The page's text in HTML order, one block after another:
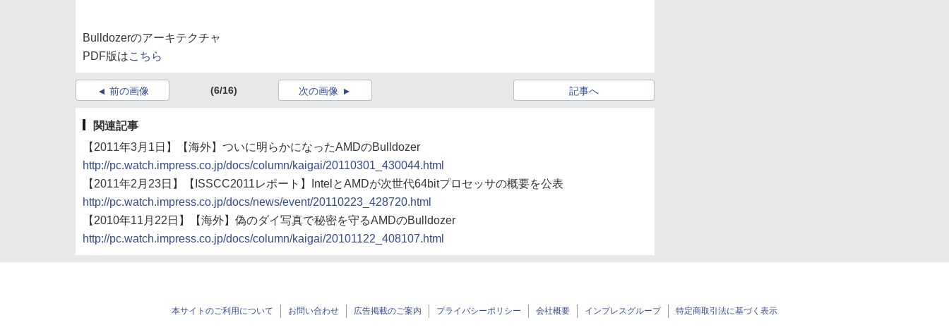
Bulldozerのアーキテクチャ
PDF版はこちら
前の画像 (6/16) 記事へ
次の画像
関連記事
【2011年3月1日】【海外】ついに明らかになったAMDのBulldozer
http://pc.watch.impress.co.jp/docs/column/kaigai/20110301_430044.html
【2011年2月23日】【ISSCC2011レポート】IntelとAMDが次世代64bitプロセッサの概要を公表
http://pc.watch.impress.co.jp/docs/news/event/20110223_428720.html
【2010年11月22日】【海外】偽のダイ写真で秘密を守るAMDのBulldozer
http://pc.watch.impress.co.jp/docs/column/kaigai/20101122_408107.html
本サイトのご利用について お問い合わせ 広告掲載のご案内 プライバシーポリシー 会社概要 インプレスグループ 特定商取引法に基づく表示